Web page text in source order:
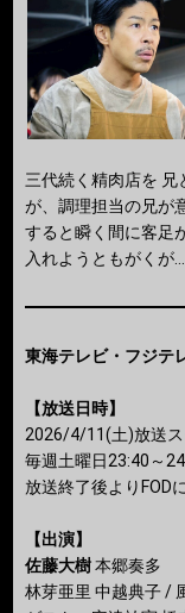
三代続く精肉店を
が、調理担当の兄が
すると瞬く間に客足
入れようともがくが…
東海テレビ・フジテ
【放送日時】
2026/4/11(土)放送ス
毎週土曜日23:40～
放送終了後よりFOD
【出演】
佐藤大樹本郷奏多
林芽亜里 中越典子 /